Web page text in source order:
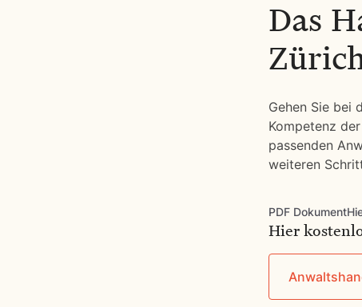
Das
Gehen Sie bei
Kompetenz
passenden
weiteren
PDF
Hier